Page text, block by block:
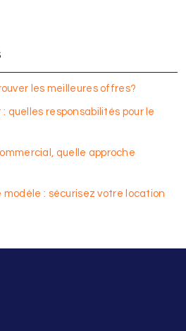
les meilleures offres?
quelles responsabilités pour le
quelle approche
: sécurisez votre location